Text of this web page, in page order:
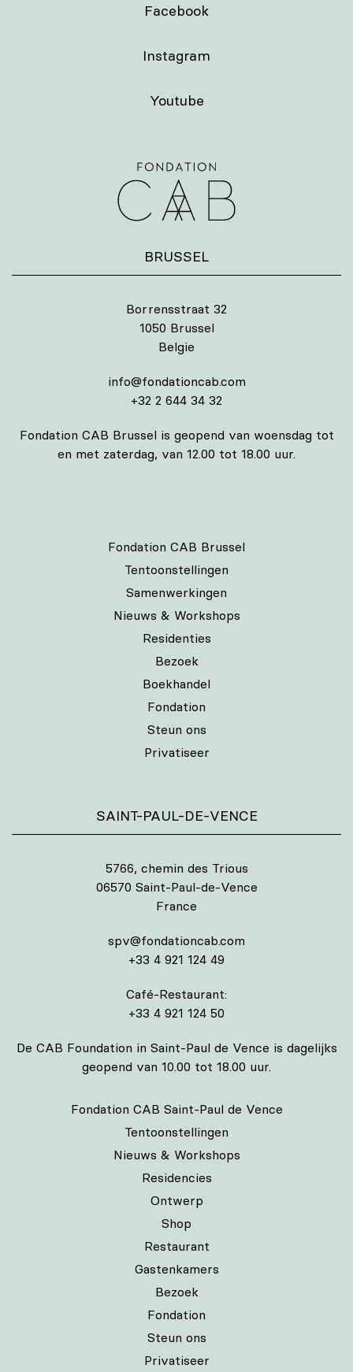
Facebook
Instagram
Youtube
BRUSSEL
Borrensstraat 32
1050 Brussel
Belgie
info@fondationcab.com
+32 2 644 34 32
Fondation CAB Brussel is geopend van woensdag tot
en met zaterdag, van 12.00 tot 18.00 uur.
Fondation CAB Brussel
Tentoonstellingen
Samenwerkingen
Nieuws & Workshops
Residenties
Bezoek
Boekhandel
Fondation
Steun ons
Privatiseer
SAINT-PAUL-DE-VENCE
5766, chemin des Trious
06570 Saint-Paul-de-Vence
France
spv@fondationcab.com
+33 4 921 124 49
Café-Restaurant:
+33 4 921 124 50
De CAB Foundation in Saint-Paul de Vence is dagelijks
geopend van 10.00 tot 18.00 uur.
Fondation CAB Saint-Paul de Vence
Tentoonstellingen
Nieuws & Workshops
Residencies
Ontwerp
Shop
Restaurant
Gastenkamers
Bezoek
Fondation
Steun ons
Privatiseer